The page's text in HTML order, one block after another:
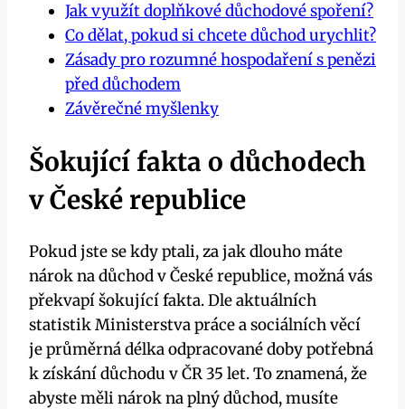
Jak využít doplňkové důchodové spoření?
Co dělat, pokud si chcete důchod urychlit?
Zásady pro rozumné hospodaření s penězi
před důchodem
Závěrečné myšlenky
Šokující fakta o důchodech
v České republice
Pokud jste se kdy ptali, za jak dlouho máte
nárok na důchod v České republice, možná vás
překvapí šokující fakta. Dle aktuálních
statistik Ministerstva práce a sociálních věcí
je průměrná délka odpracované doby potřebná
k získání důchodu v ČR 35 let. To znamená, že
abyste měli nárok na plný důchod, musíte